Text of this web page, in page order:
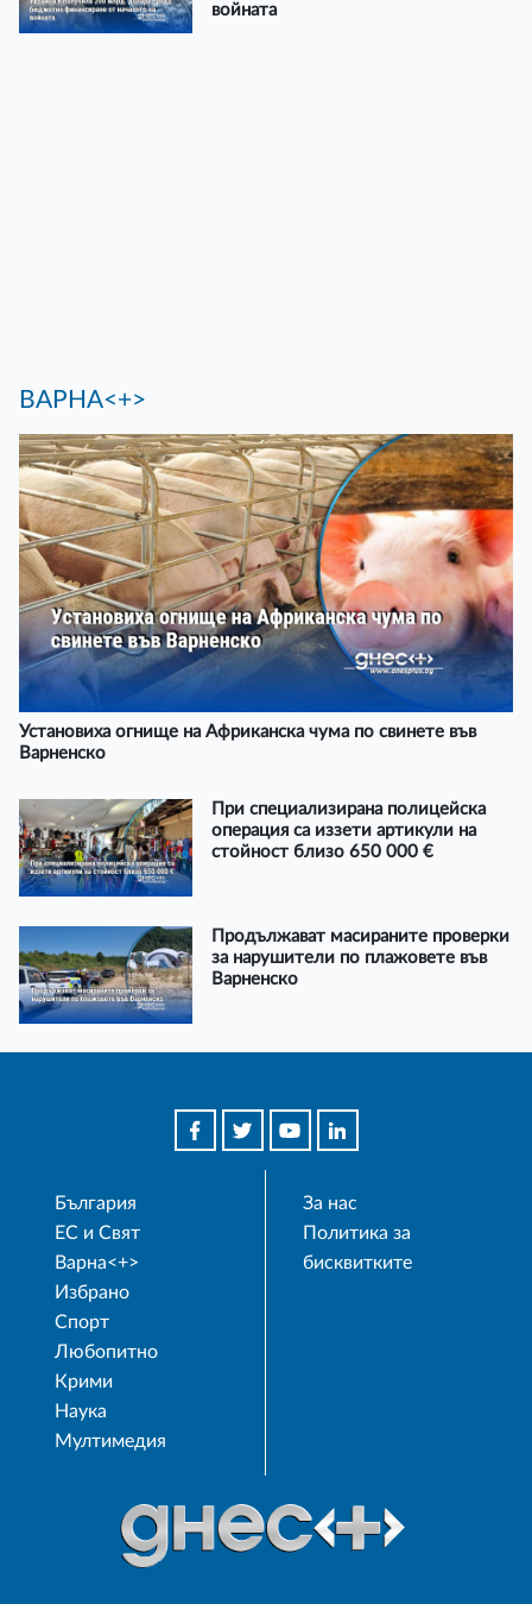
войната
ВАРНА<+>
Установиха огнище на Африканска чума по свинете във
Варненско
При специализирана полицейска
операция са иззети артикули на
стойност близо 650 000 €
Продължават масираните проверки
за нарушители по плажовете във
Варненско
България
ЕС и Свят
Варна<+>
Избрано
Спорт
Любопитно
Крими
Наука
Мултимедия
За нас
Политика за
бисквитките